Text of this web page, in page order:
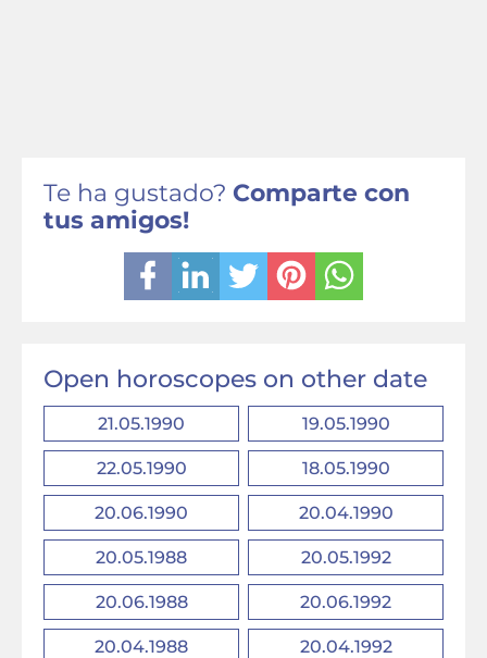
Te ha gustado? Comparte con
tus amigos!
Open horoscopes on other date
21.05.1990 19.05.1990
22.05.1990 18.05.1990
20.06.1990 20.04.1990
20.05.1988 20.05.1992
20.06.1988 20.06.1992
20.04.1988 20.04.1992